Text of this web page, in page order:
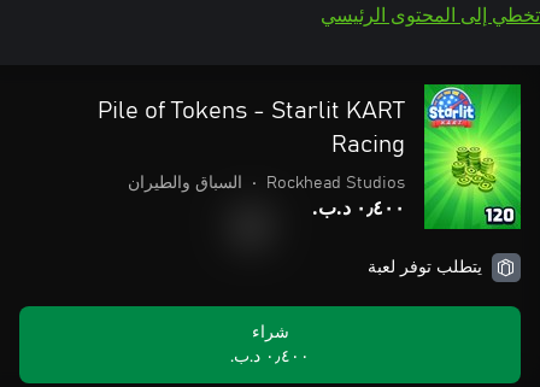
تخطي إلى المحتوى الرئيسي
Pile of Tokens - Starlit KART
Racing
Rockhead Studios
• السباق والطيران
٠٫٤٠٠ د.ب.‏
يتطلب توفر لعبة
شراء
٠٫٤٠٠ د.ب.‏